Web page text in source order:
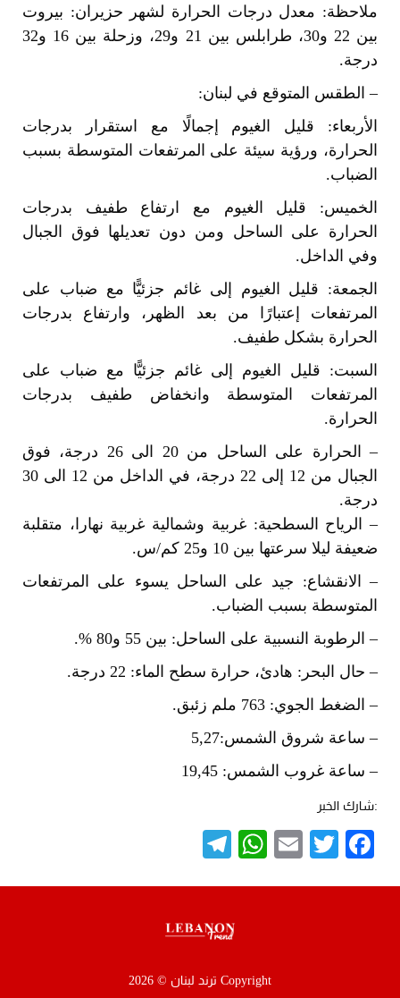
ملاحظة: معدل درجات الحرارة لشهر حزيران: بيروت
بين 22 و30، طرابلس بين 21 و29، وزحلة بين 16 و32
درجة.
– الطقس المتوقع في لبنان:
الأربعاء: قليل الغيوم إجمالًا مع استقرار بدرجات
الحرارة، ورؤية سيئة على المرتفعات المتوسطة بسبب
الضباب.
الخميس: قليل الغيوم مع ارتفاع طفيف بدرجات
الحرارة على الساحل ومن دون تعديلها فوق الجبال
وفي الداخل.
الجمعة: قليل الغيوم إلى غائم جزئيًّا مع ضباب على
المرتفعات إعتبارًا من بعد الظهر، وارتفاع بدرجات
الحرارة بشكل طفيف.
السبت: قليل الغيوم إلى غائم جزئيًّا مع ضباب على
المرتفعات المتوسطة وانخفاض طفيف بدرجات
الحرارة.
– الحرارة على الساحل من 20 الى 26 درجة، فوق
الجبال من 12 إلى 22 درجة، في الداخل من 12 الى 30
درجة.
– الرياح السطحية: غربية وشمالية غربية نهارا، متقلبة
ضعيفة ليلا سرعتها بين 10 و25 كم/س.
– الانقشاع: جيد على الساحل يسوء على المرتفعات
المتوسطة بسبب الضباب.
– الرطوبة النسبية على الساحل: بين 55 و80 %.
– حال البحر: هادئ، حرارة سطح الماء: 22 درجة.
– الضغط الجوي: 763 ملم زئبق.
– ساعة شروق الشمس:5,27
– ساعة غروب الشمس: 19,45
:شارك الخبر
Facebook
Twitter
Email
WhatsApp
Copyright ترند لبنان © 2026